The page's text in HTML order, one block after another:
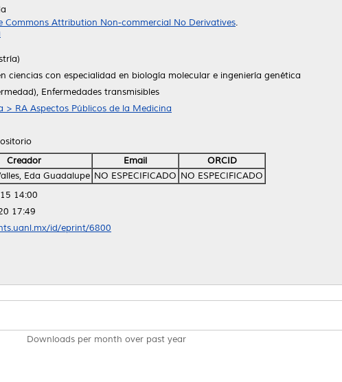
Commons Attribution Non-commercial No Derivatives.
ciencias con especialidad en biología molecular e ingeniería genética
Enfermedades transmisibles
> RA Aspectos Públicos de la Medicina
Creador Email
ORCID
Eda Guadalupe NO ESPECIFICADO NO ESPECIFICADO
14:00
17:49
id/eprint/6800
Downloads per month over past year